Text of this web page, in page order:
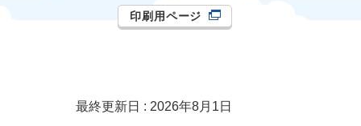
印刷用ページ
最終更新日 : 2026年8月1日